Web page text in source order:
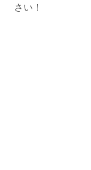
さい！